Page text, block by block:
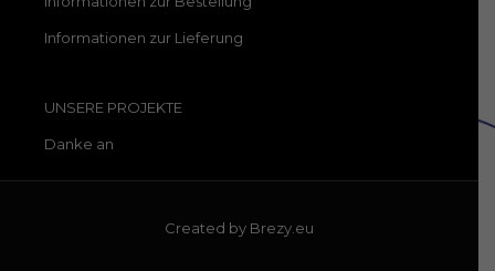
Informationen zur Lieferung
UNSERE PROJEKTE
Danke an
Created by Brezy.eu